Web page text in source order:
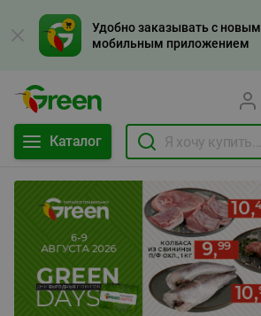
Удобно заказывать с новым
мобильным приложением
Каталог